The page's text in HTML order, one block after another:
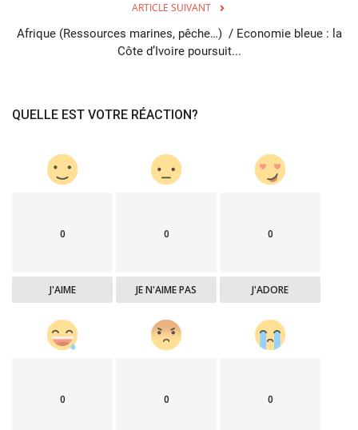
ARTICLE SUIVANT
Afrique (Ressources marines, pêche…) / Economie bleue : la
Côte d’Ivoire poursuit...
QUELLE EST VOTRE RÉACTION?
0
J'AIME
0
JE N'AIME PAS
0
J'ADORE
0 0 0